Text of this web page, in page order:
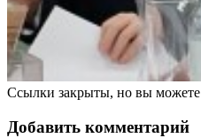
Ссылки закрыты, но вы можете
Добавить комментарий